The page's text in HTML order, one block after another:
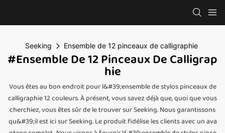
Seeking Ensemble de 12 pinceaux de calligraphie
#Ensemble De 12 Pinceaux De Calligrap
Hie
Vous êtes au bon endroit pour l&#39;ensemble de stylos pinceaux de
calligraphie 12 couleurs. À présent, vous savez déjà que, quoi que vous
cherchiez, vous êtes sûr de le trouver sur Seeking. Nous garantissons
qu&#39;il est ici sur Seeking. Le produit fidélise les clients avec un ava